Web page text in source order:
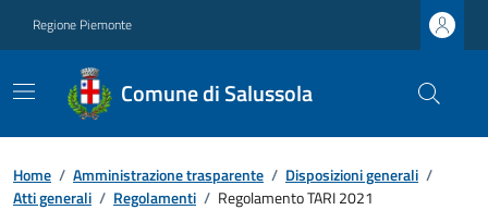
Regione Piemonte
Comune di Salussola
Home / Amministrazione trasparente / Disposizioni generali /
Atti generali / Regolamenti / Regolamento TARI 2021